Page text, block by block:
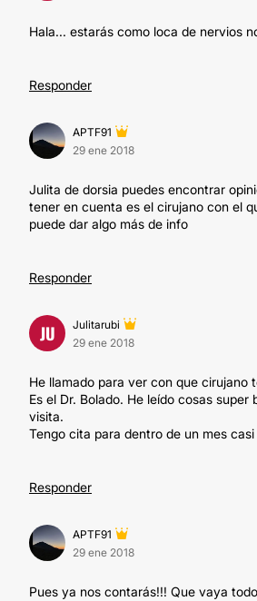
Hala... estarás como loca de nervios
Responder
APTF91
29 ene 2018
Julita de dorsia puedes encontrar
tener en cuenta es el cirujano con el
puede dar algo más de info
Responder
JU
Julitarubi
29 ene 2018
He llamado para ver con que cirujano
Es el Dr. Bolado. He leído cosas
visita.
Tengo cita para dentro de un mes
Responder
APTF91
29 ene 2018
Pues ya nos contarás!!! Que vaya